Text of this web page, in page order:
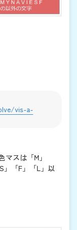
vis-a-
スは「M」
」「F」「L」以